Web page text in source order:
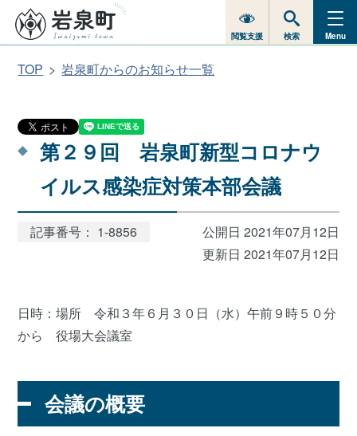
閲覧支援 検索 Menu
TOP 岩泉町からのお知らせ一覧
第２９回 岩泉町新型コロナウ
イルス感染症対策本部会議
記事番号： 1-8856
公開日 2021年07月12日
更新日 2021年07月12日
日時：場所 令和３年６月３０日（水）午前９時５０分
から 役場大会議室
会議の概要